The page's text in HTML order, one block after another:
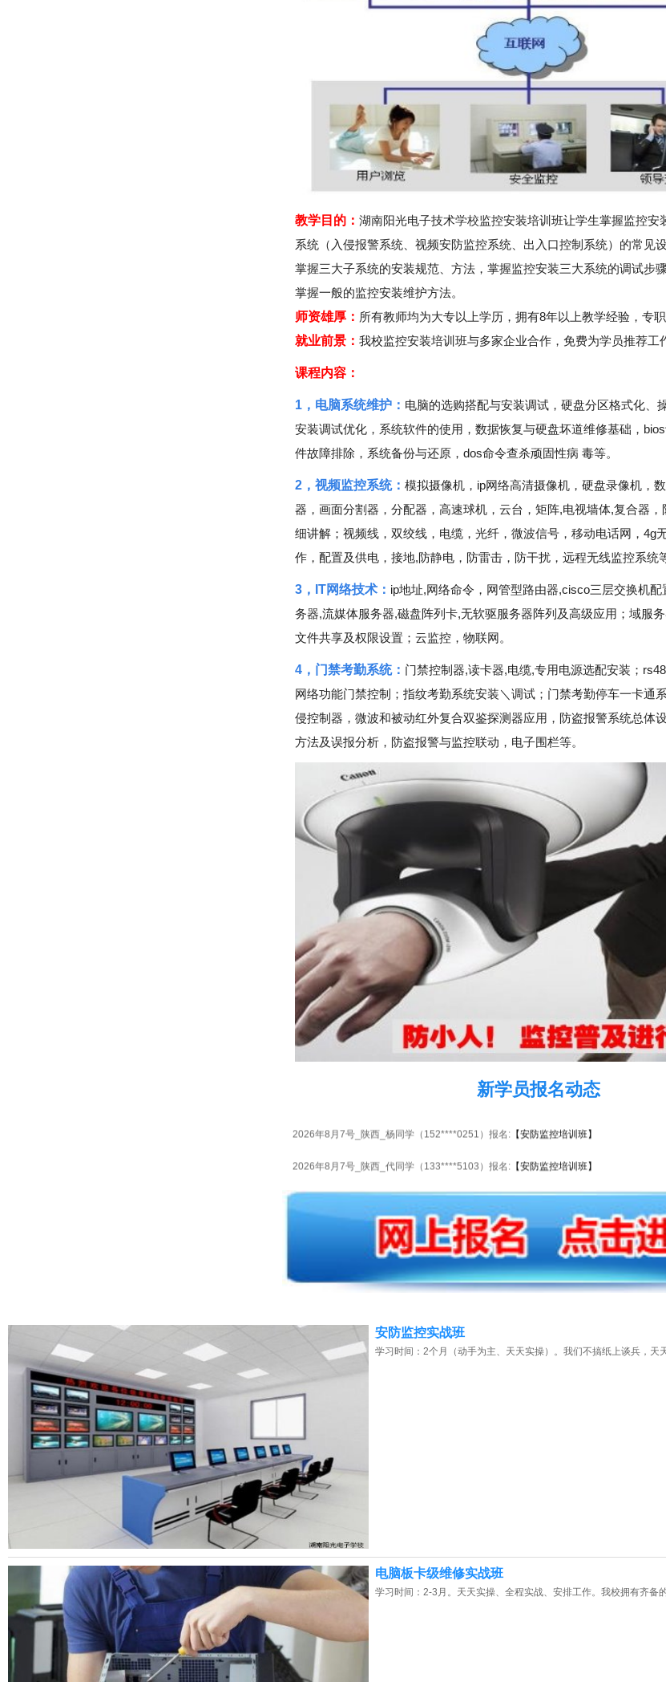
教学目的： 湖南阳光电子技术学校监控安装培训班让学生掌握监控安
系统（入侵报警系统、视频安防监控系统、出入口控制系统）的常见
掌握三大子系统的安装规范、方法，掌握监控安装三大系统的调试步
掌握一般的监控安装维护方法。
师资雄厚： 所有教师均为大专以上学历，拥有8年以上教学经验，专职
就业前景： 我校监控安装培训班与多家企业合作，免费为学员推荐工
课程内容：
1，电脑系统维护： 电脑的选购搭配与安装调试，硬盘分区格式化、
安装调试优化，系统软件的使用，数据恢复与硬盘坏道维修基础，
件故障排除，系统备份与还原，dos命令查杀顽固性病 毒等。
2，视频监控系统： 模拟摄像机，ip网络高清摄像机，硬盘录像机，
器，画面分割器，分配器，高速球机，云台，矩阵,电视墙体,复合器
细讲解；视频线，双绞线，电缆，光纤，微波信号，移动电话网，4g
作，配置及供电，接地,防静电，防雷击，防干扰，远程无线监控系统
3，IT网络技术： ip地址,网络命令，网管型路由器,cisco三层交换机
务器,流媒体服务器,磁盘阵列卡,无软驱服务器阵列及高级应用；域服务
文件共享及权限设置；云监控，物联网。
4，门禁考勤系统： 门禁控制器,读卡器,电缆,专用电源选配安装；
网络功能门禁控制；指纹考勤系统安装＼调试；门禁考勤停车一卡通
侵控制器，微波和被动红外复合双鉴探测器应用，防盗报警系统总体
方法及误报分析，防盗报警与监控联动，电子围栏等。
新学员报名动态
【安防监控培训班】
2026年8月7号_广西_胡同学（136****0923）报名:【安防监控培训班】
2026年8月7号_重庆_杨同学（135****9197）报名:【安防监控培训班】
2026年8月7号_陕西_潘同学（133****8414）报名:【安防监控培训班】
2026年8月7号_上海_杨同学（188****2576）报名:【安防监控培训班】
2026年8月7号黑龙江陈同学（131****5972）报名:【安防监控培训班】
安防监控实战班
学习时间：2个月（动手为主、天天实操）。我们不搞纸上谈兵，天
电脑板卡级维修实战班
学习时间：2-3月。天天实操、全程实战、安排工作。我校拥有齐备